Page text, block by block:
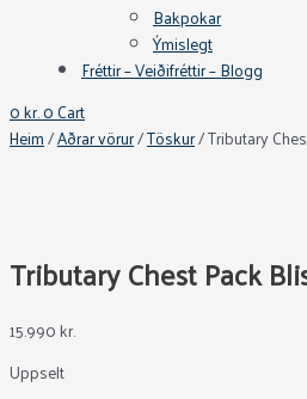
Bakpokar
Ýmislegt
Fréttir – Veiðifréttir – Blogg
0kr.0Cart
Heim/Aðrar vörur/Töskur/ Tributary
Tributary Chest Pack
15.990kr.
Uppselt